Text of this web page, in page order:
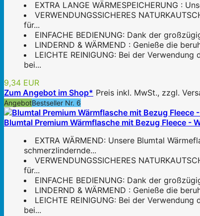
EXTRA LANGE WÄRMESPEICHERUNG :
VERWENDUNGSSICHERES
für...
EINFACHE BEDIENUNG: Dank der
LINDERND & WÄRMEND : Genieße die
LEICHTE REINIGUNG: Bei der
bei...
9,34 EUR
Zum Angebot im Shop* Preis inkl. MwSt., zzgl.
AngebotBestseller Nr. 6
Blumtal Premium Wärmflasche mit Bezug Fleece
EXTRA WÄRMEND: Unsere Blumtal
schmerzlindernde...
VERWENDUNGSSICHERES
für...
EINFACHE BEDIENUNG: Dank der
LINDERND & WÄRMEND : Genieße die
LEICHTE REINIGUNG: Bei der
bei...